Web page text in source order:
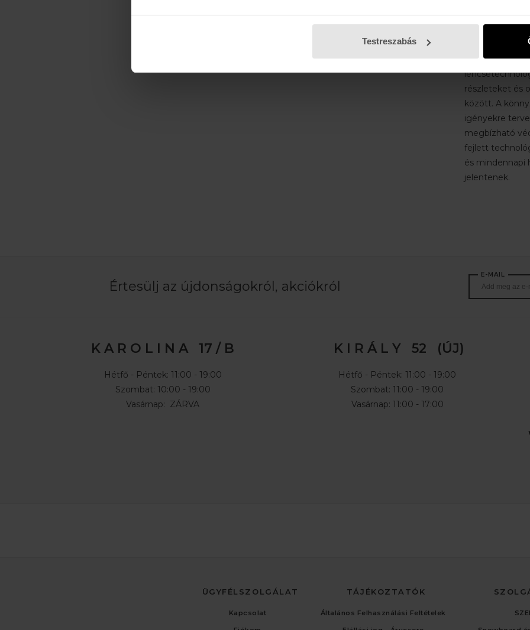
Testreszabás
Az Oakley a
A márka egyik
részleteket és
között. A
igényekre
megbízható
fejlett
és mindennapi
jelentenek.
Értesülj az újdonságokról, akciókról
E-MAIL
K A R O L I N A 17 / B
Hétfő - Péntek: 11:00 - 19:00
Szombat: 10:00 - 19:00
Vasárnap: ZÁRVA
K I R Á L Y 52 (ÚJ)
Hétfő - Péntek: 11:00 - 19:00
Szombat: 11:00 - 19:00
Vasárnap: 11:00 - 17:00
ÜGYFÉLSZOLGÁLAT
Kapcsolat
TÁJÉKOZTATÓK
Általános Felhasználási Feltételek